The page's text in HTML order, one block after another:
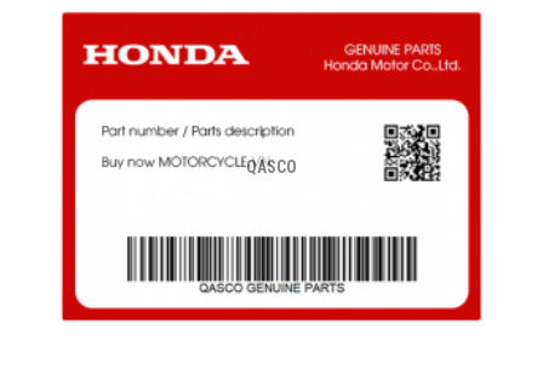
QASCO